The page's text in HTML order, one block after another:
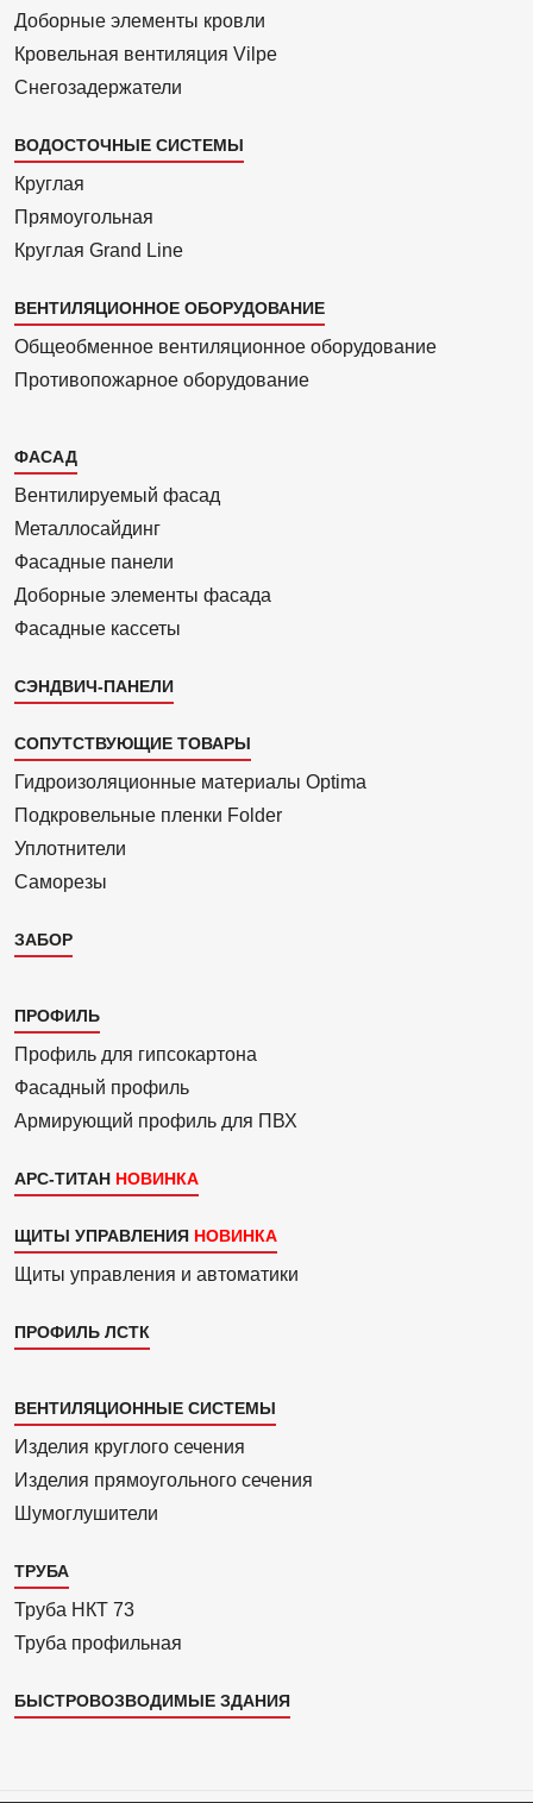
Доборные элементы кровли
Кровельная вентиляция Vilpe
Снегозадержатели
ВОДОСТОЧНЫЕ СИСТЕМЫ
Круглая
Прямоуголь­ная
Круглая Grand Line
ВЕНТИЛЯЦИОННОЕ ОБОРУДОВАНИЕ
Общеобменное вентиляционное оборудование
Противопожарное оборудование
Каталог
2
ФАСАД
Вентилиру­емый фасад
Металло­сайдинг
Фасадные панели
Доборные элементы фасада
Фасадные кассеты
СЭНДВИЧ-ПАНЕЛИ
СОПУТСТВУЮЩИЕ ТОВАРЫ
Гидроизоля­ционные материалы Optima
Подкровель­ные пленки Folder
Уплотнители
Саморезы
ЗАБОР
Каталог
3
ПРОФИЛЬ
Профиль для гипсо­картона
Фасадный профиль
Армиру­ю­щий профиль для ПВХ
АРС-ТИТАН
ЩИТЫ УПРАВЛЕНИЯ
Щиты управления и автоматики
ПРОФИЛЬ ЛСТК
Каталог
4
ВЕНТИЛЯЦИОННЫЕ СИСТЕМЫ
Изделия круглого сечения
Изделия прямоуголь­ного сечения
Шумоглушители
ТРУБА
Труба НКТ 73
Труба профильная
БЫСТРОВОЗВОДИМЫЕ ЗДАНИЯ